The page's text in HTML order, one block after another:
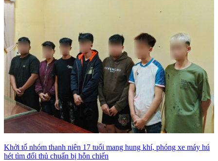
Khởi tố nhóm thanh niên 17 tuổi mang hung khí, phóng xe máy hú
hét tìm đối thủ chuẩn bị hỗn chiến